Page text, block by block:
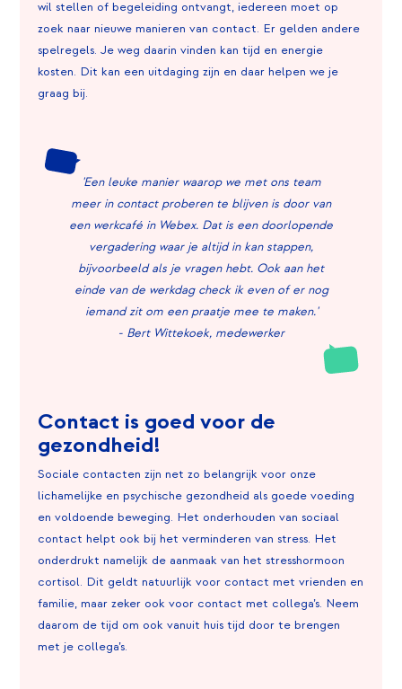
wil stellen of begeleiding ontvangt, iedereen moet op
zoek naar nieuwe manieren van contact. Er gelden andere
spelregels. Je weg daarin vinden kan tijd en energie
kosten. Dit kan een uitdaging zijn en daar helpen we je
graag bij.
'Een leuke manier waarop we met ons team
meer in contact proberen te blijven is door van
een werkcafé in Webex. Dat is een doorlopende
vergadering waar je altijd in kan stappen,
bijvoorbeeld als je vragen hebt. Ook aan het
einde van de werkdag check ik even of er nog
iemand zit om een praatje mee te maken.'
- Bert Wittekoek, medewerker
Contact is goed voor de
gezondheid!
Sociale contacten zijn net zo belangrijk voor onze
lichamelijke en psychische gezondheid als goede voeding
en voldoende beweging. Het onderhouden van sociaal
contact helpt ook bij het verminderen van stress. Het
onderdrukt namelijk de aanmaak van het stresshormoon
cortisol. Dit geldt natuurlijk voor contact met vrienden en
familie, maar zeker ook voor contact met collega’s. Neem
daarom de tijd om ook vanuit huis tijd door te brengen
met je collega’s.